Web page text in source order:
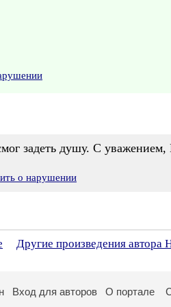
задеть душу. С уважением,
о нарушении
Другие произведения автора
Вход для авторов О портале